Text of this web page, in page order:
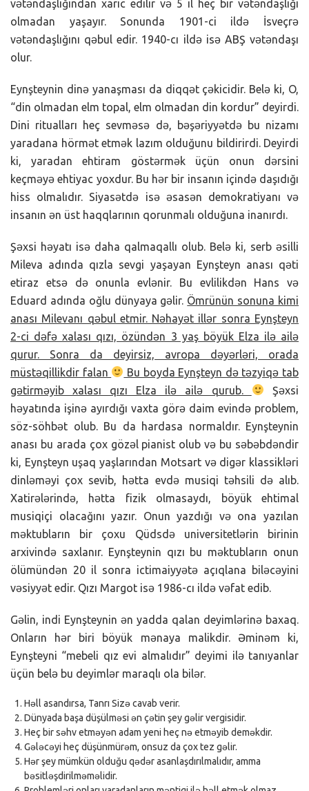
vətəndaşlığından xaric edilir və 5 il heç bir vətəndaşlığı
olmadan yaşayır. Sonunda 1901-ci ildə İsveçrə
vətəndaşlığını qəbul edir. 1940-cı ildə isə ABŞ vətəndaşı
olur.
Eynşteynin dinə yanaşması da diqqət çəkicidir. Belə ki, O,
“din olmadan elm topal, elm olmadan din kordur” deyirdi.
Dini ritualları heç sevməsə də, bəşəriyyətdə bu nizamı
yaradana hörmət etmək lazım olduğunu bildirirdi. Deyirdi
ki, yaradan ehtiram göstərmək üçün onun dərsini
keçməyə ehtiyac yoxdur. Bu hər bir insanın içində daşıdığı
hiss olmalıdır. Siyasətdə isə əsasən demokratiyanı və
insanın ən üst haqqlarının qorunmalı olduğuna inanırdı.
Şəxsi həyatı isə daha qalmaqallı olub. Belə ki, serb əsilli
Mileva adında qızla sevgi yaşayan Eynşteyn anası qəti
etiraz etsə də onunla evlənir. Bu evlilikdən Hans və
Eduard adında oğlu dünyaya gəlir. Ömrünün sonuna kimi
anası Milevanı qəbul etmir. Nəhayət illər sonra Eynşteyn
2-ci dəfə xalası qızı, özündən 3 yaş böyük Elza ilə ailə
qurur. Sonra da deyirsiz, avropa dəyərləri, orada
müstəqillikdir falan
Bu boyda Eynşteyn də təzyiqə tab
gətirməyib xalası qızı Elza ilə ailə qurub.
Şəxsi
həyatında işinə ayırdığı vaxta görə daim evində problem,
söz-söhbət olub. Bu da hardasa normaldır. Eynşteynin
anası bu arada çox gözəl pianist olub və bu səbəbdəndir
ki, Eynşteyn uşaq yaşlarından Motsart və digər klassikləri
dinləməyi çox sevib, hətta evdə musiqi təhsili də alıb.
Xatirələrində, hətta fizik olmasaydı, böyük ehtimal
musiqiçi olacağını yazır. Onun yazdığı və ona yazılan
məktubların bir çoxu Qüdsdə universitetlərin birinin
arxivində saxlanır. Eynşteynin qızı bu məktubların onun
ölümündən 20 il sonra ictimaiyyətə açıqlana biləcəyini
vəsiyyət edir. Qızı Margot isə 1986-cı ildə vəfat edib.
Gəlin, indi Eynşteynin ən yadda qalan deyimlərinə baxaq.
Onların hər biri böyük mənaya malikdir. Əminəm ki,
Eynşteyni “mebeli qız evi almalıdır” deyimi ilə tanıyanlar
üçün belə bu deyimlər maraqlı ola bilər.
Həll asandırsa, Tanrı Sizə cavab verir.
Dünyada başa düşülməsi ən çətin şey gəlir vergisidir.
Heç bir səhv etməyən adam yeni heç nə etməyib deməkdir.
Gələcəyi heç düşünmürəm, onsuz da çox tez gəlir.
Hər şey mümkün olduğu qədər asanlaşdırılmalıdır, amma
bəsitləşdirilməməlidir.